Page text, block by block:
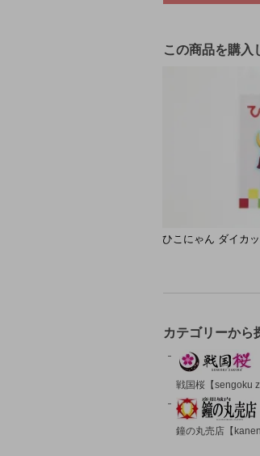
この商品を購入
ひこにゃん ダイカ
カテゴリーから
戦国桜【sengoku
鐘の丸売店【